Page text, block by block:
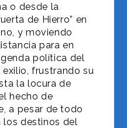
o desde la
de Hierro” en
y moviendo
para en
política del
exilio, frustrando su
la locura de
hecho de
a pesar de todo
los destinos del